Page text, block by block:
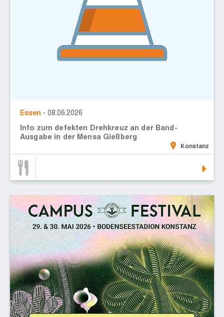
Essen - 08.06.2026
Info zum defekten Drehkreuz an der Band-
Ausgabe in der Mensa Gießberg
Konstanz